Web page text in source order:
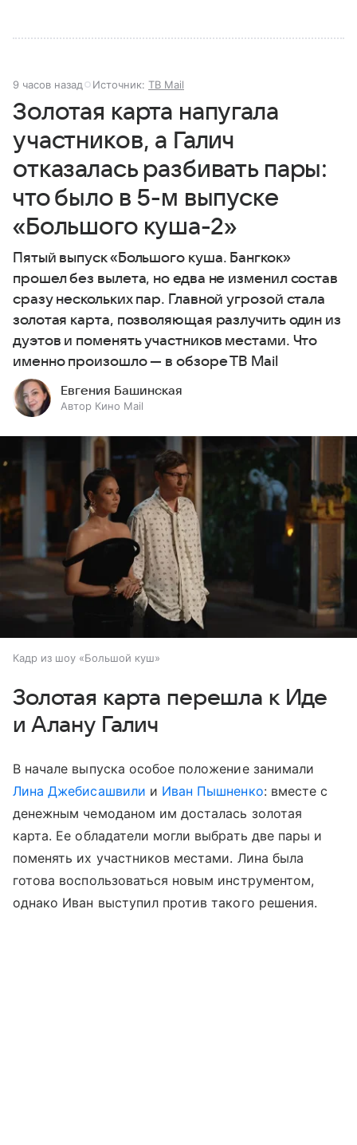
9 часов назад Источник: ТВ Mail
Золотая карта напугала
участников, а Галич
отказалась разбивать пары:
что было в 5-м выпуске
«Большого куша-2»
Пятый выпуск «Большого куша. Бангкок»
прошел без вылета, но едва не изменил состав
сразу нескольких пар. Главной угрозой стала
золотая карта, позволяющая разлучить один из
дуэтов и поменять участников местами. Что
именно произошло — в обзоре ТВ Mail
Евгения Башинская
Автор Кино Mail
Кадр из шоу «Большой куш»
Золотая карта перешла к Иде
и Алану Галич
В начале выпуска особое положение занимали
Лина Джебисашвили и Иван Пышненко: вместе с
денежным чемоданом им досталась золотая
карта. Ее обладатели могли выбрать две пары и
поменять их участников местами. Лина была
готова воспользоваться новым инструментом,
однако Иван выступил против такого решения.